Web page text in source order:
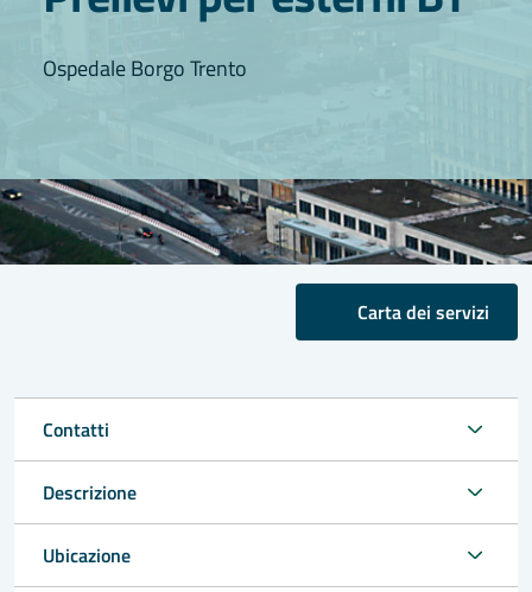
Ospedale Borgo Trento
Carta dei servizi
Contatti
Descrizione
Ubicazione